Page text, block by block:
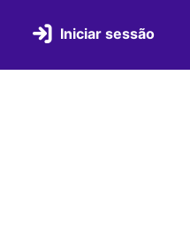
Iniciar sessão